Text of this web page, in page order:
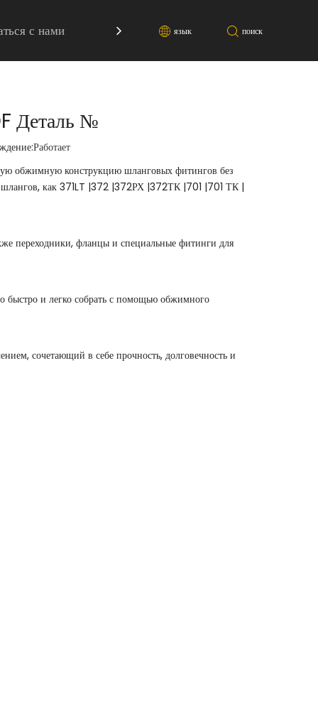
с нами язык поиск
Деталь №
Работает
обжимную конструкцию шланговых фитингов без
шлангов, как 371LT |372 |372РХ |372ТК |701 |701 ТК |
переходники, фланцы и специальные фитинги для
и легко собрать с помощью обжимного
сочетающий в себе прочность, долговечность и